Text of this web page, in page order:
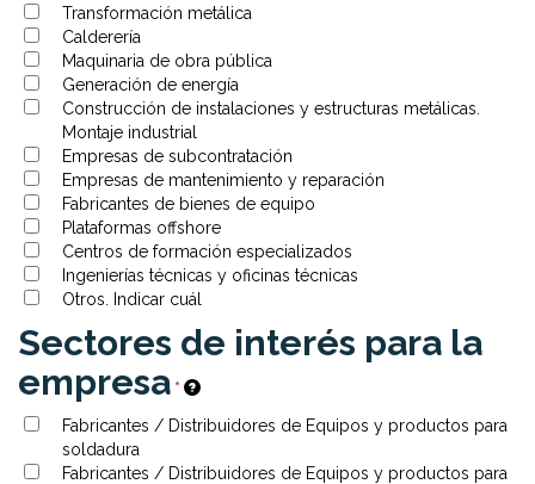
Transformación metálica
Calderería
Maquinaria de obra pública
Generación de energía
Construcción de instalaciones y estructuras metálicas.
Montaje industrial
Empresas de subcontratación
Empresas de mantenimiento y reparación
Fabricantes de bienes de equipo
Plataformas offshore
Centros de formación especializados
Ingenierías técnicas y oficinas técnicas
Otros. Indicar cuál
Sectores de interés para la
empresa *
Fabricantes / Distribuidores de Equipos y productos para
soldadura
Fabricantes / Distribuidores de Equipos y productos para